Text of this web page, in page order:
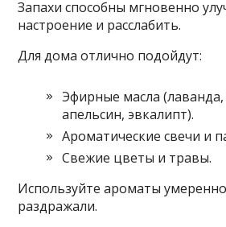
Запахи способны мгновенно
настроение и расслабить.
Для дома отлично подойдут:
Эфирные масла
апельсин, эвкалипт).
Ароматические свечи и
Свежие цветы и травы.
Используйте ароматы
раздражали.